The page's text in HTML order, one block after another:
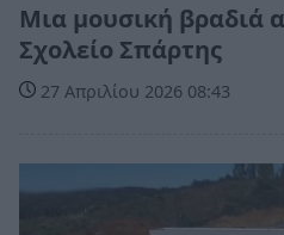
Μια μουσική βραδιά
Σχολείο Σπάρτης
27 Απριλίου 2026 08:43